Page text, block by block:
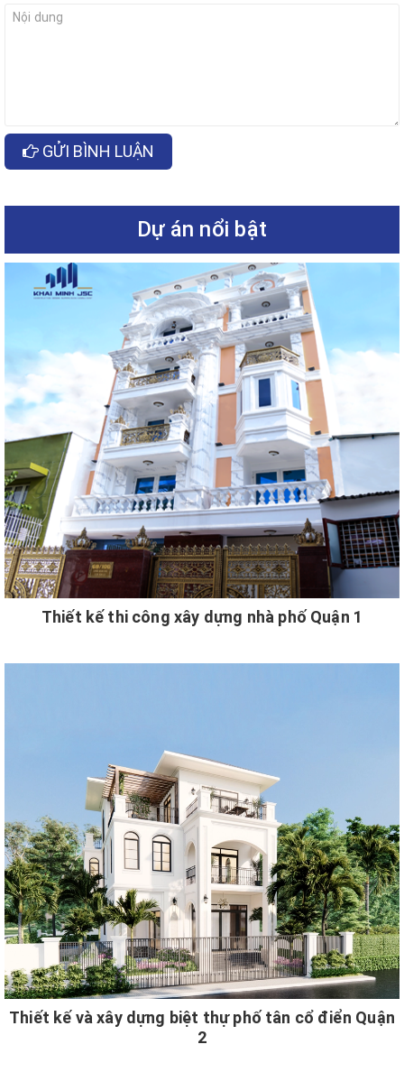
GỬI BÌNH LUẬN
Dự án nổi bật
Thiết kế thi công xây dựng nhà phố Quận 1
Thiết kế và xây dựng biệt thự phố tân cổ điển Quận
2